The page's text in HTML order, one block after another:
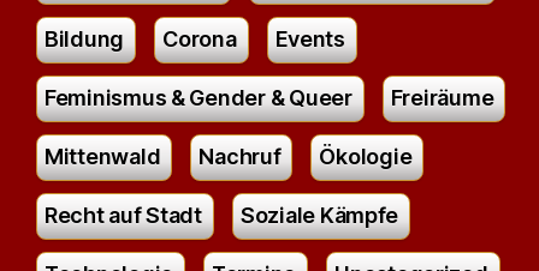
Bildung Corona Events
Feminismus & Gender & Queer Freiräume
Mittenwald Nachruf Ökologie
Recht auf Stadt Soziale Kämpfe